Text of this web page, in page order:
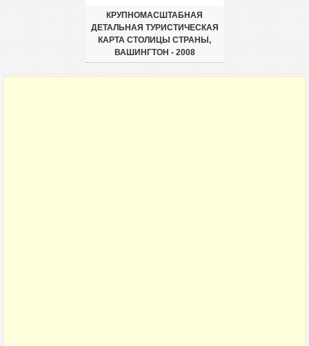
КРУПНОМАСШТАБНАЯ
ДЕТАЛЬНАЯ ТУРИСТИЧЕСКАЯ
КАРТА СТОЛИЦЫ СТРАНЫ,
ВАШИНГТОН - 2008